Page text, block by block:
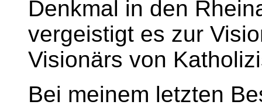
Denkmal in den
vergeistigt es zur
Visionärs von
Bei meinem letzten